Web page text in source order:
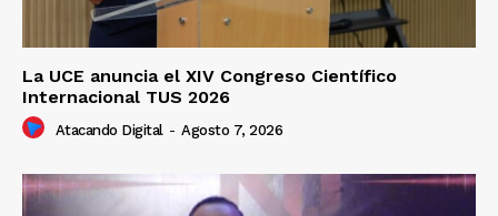
La UCE anuncia el XIV Congreso Científico
Internacional TUS 2026
Atacando Digital - Agosto 7, 2026